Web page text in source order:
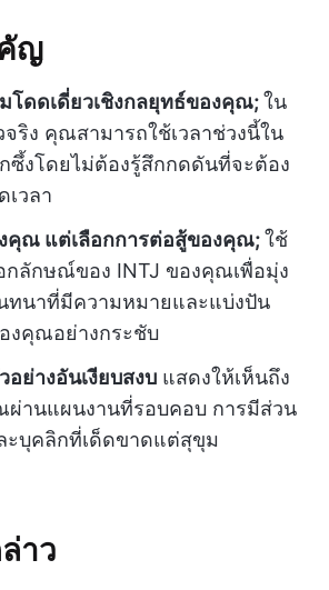
ญ
โดดเดี่ยวเชิงกลยุทธ์ของคุณ;ใน
จริง คุณสามารถใช้เวลาช่วงนี้ใน
ซึ้งโดยไม่ต้องรู้สึกกดดันที่จะต้อง
เวลา
คุณ แต่เลือกการต่อสู้ของคุณ;ใช้
กลักษณ์ของ INTJ ของคุณเพื่อมุ่ง
ทนาที่มีความหมายและแบ่งปัน
งคุณอย่างกระชับ
อย่างอันเงียบสงบ แสดงให้เห็นถึง
านแผนงานที่รอบคอบ การมีส่วน
ะบุคลิกที่เด็ดขาดแต่สุขุม
าว